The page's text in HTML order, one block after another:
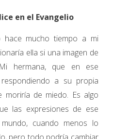
en el Evangelio
hace mucho tiempo a mi
ella si una imagen de
hermana, que en ese
a su propia
moriría de miedo. Es algo
las expresiones de ese
cuando menos lo